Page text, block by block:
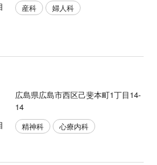
産科 婦人科
広島県広島市西区己斐本町1丁目14-
14
精神科 心療内科